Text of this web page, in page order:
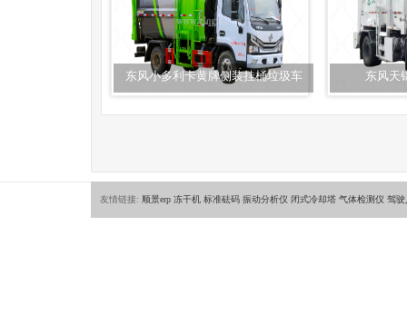
东风小多利卡黄牌侧装挂桶垃圾车 东风天
友情链接: 顺景erp 冻干机 标准砝码 振动分析仪 闭式冷却塔 气体检测仪 驾驶